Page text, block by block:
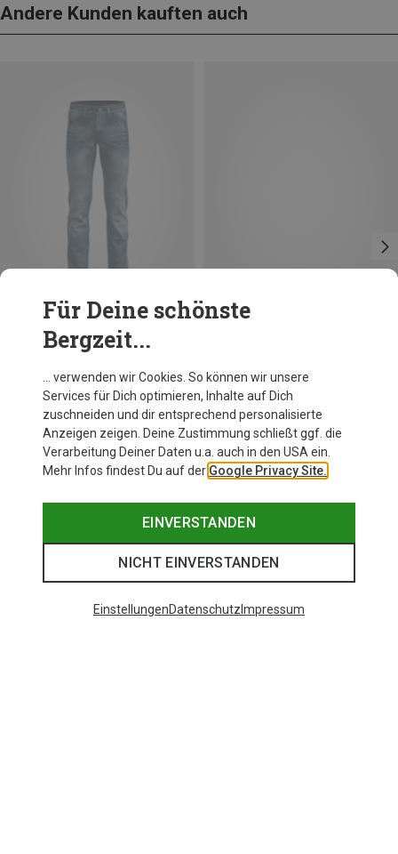
Andere Kunden kauften auch
Du sparst 28%
Für Deine schönste
Bergzeit...
… verwenden wir Cookies. So können wir unsere
Services für Dich optimieren, Inhalte auf Dich
zuschneiden und dir entsprechend personalisierte
Anzeigen zeigen. Deine Zustimmung schließt ggf. die
Verarbeitung Deiner Daten u.a. auch in den USA ein.
Mehr Infos findest Du auf der Google Privacy Site.
EINVERSTANDEN
NICHT EINVERSTANDEN
EinstellungenDatenschutz Impressum